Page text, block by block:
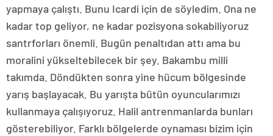
yapmaya çalıştı. Bunu Icardi için de söyledim. Ona ne
kadar top geliyor, ne kadar pozisyona sokabiliyoruz
santrforları önemli. Bugün penaltıdan attı ama bu
moralini yükseltebilecek bir şey. Bakambu milli
takımda. Döndükten sonra yine hücum bölgesinde
yarış başlayacak. Bu yarışta bütün oyuncularımızı
kullanmaya çalışıyoruz. Halil antrenmanlarda bunları
gösterebiliyor. Farklı bölgelerde oynaması bizim için